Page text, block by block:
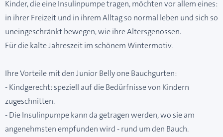
Kinder, die eine Insulinpumpe tragen, möchten vor allem eines:
in ihrer Freizeit und in ihrem Alltag so normal leben und sich so
uneingeschränkt bewegen, wie ihre Altersgenossen.
Für die kalte Jahreszeit im schönem Wintermotiv.
Ihre Vorteile mit den Junior Belly one Bauchgurten:
- Kindgerecht: speziell auf die Bedürfnisse von Kindern
zugeschnitten.
- Die Insulinpumpe kann da getragen werden, wo sie am
angenehmsten empfunden wird - rund um den Bauch.